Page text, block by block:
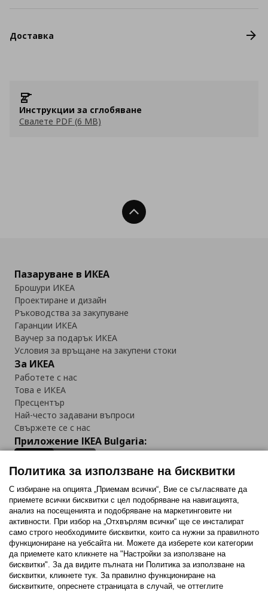
Доставка
Инструкции за сглобяване
Свалете PDF (6 MB)
Нагоре
Пазаруване в ИКЕА
Брошури ИКЕА
Проектиране и дизайн
Ръководства за закупуване
Гаранции ИКЕА
Ваучер за подарък ИКЕА
Условия за връщане на закупени стоки
За ИКЕА
Работете с нас
Това е ИКЕА
Пресцентър
Най-често задавани въпроси
Свържете се с нас
Приложение IKEA Bulgaria:
Последвайте ни:
FacebookTwitterYoutubePinterestInstagram
Политика за използване на бисквитки
С избиране на опцията „Приемам всички“, Вие се съгласявате да
приемете всички бисквитки с цел подобряване на навигацията,
анализ на посещенията и подобряване на маркетинговите ни
активности. При избор на „Отхвърлям всички“ ще се инсталират
само строго необходимитe бисквитки, които са нужни за правилното
функциониране на уебсайта ни. Можете да изберете кои категории
да приемете като кликнете на "Настройки за използване на
бисквитки". За да видите пълната ни Политика за използване на
бисквитки, кликнете тук. За правилно функциониране на
бисквитките, опреснете страницата в случай, че оттеглите